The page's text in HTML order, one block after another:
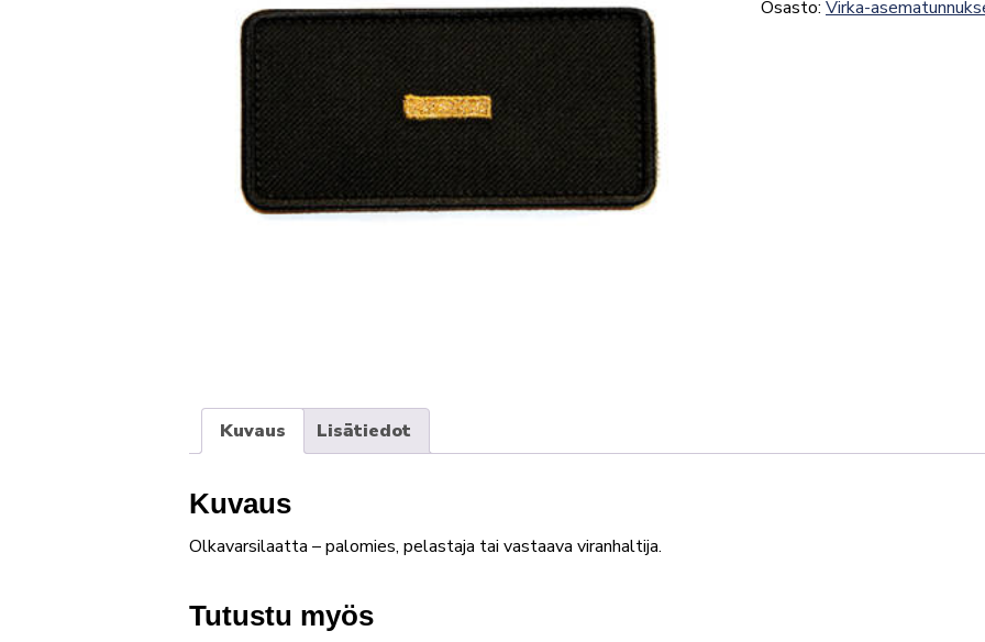
Osasto: Virka-
Kuvaus Lisätiedot
Kuvaus
Olkavarsilaatta – palomies, pelastaja tai vastaava viranhaltija.
Tutustu myös